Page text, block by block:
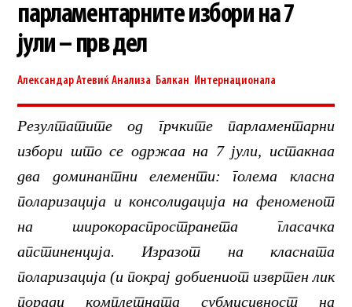
парламентарните избори на 7
јули – прв дел
Александар Атевиќ Анализа Балкан Интернационала
Резултатите од грчките парламентарни
избори што се одржаа на 7 јули, истакнаа
два доминантни елементи: голема класна
поларизација и консолидација на феноменот
на широкораспространета гласачка
апстиненција. Изразот на класната
поларизација (и покрај добиениот извртен лик
поради комплетната субмисивност на